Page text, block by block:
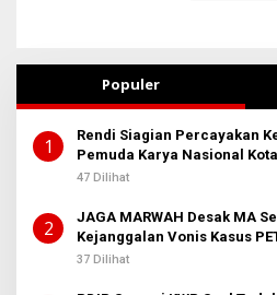
Populer
1
Rendi Siagian Percayakan
Pemuda Karya Nasional
Sembiring
47 Dilihat
2
JAGA MARWAH Desak MA
Kejanggalan Vonis Kasus
37 Dilihat